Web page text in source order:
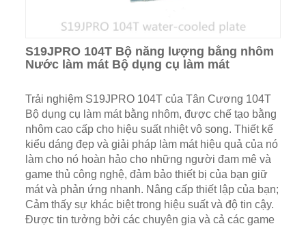
S19JPRO 104T Bộ năng lượng bằng nhôm
Nước làm mát Bộ dụng cụ làm mát
Trải nghiệm S19JPRO 104T của Tân Cương 104T
Bộ dụng cụ làm mát bằng nhôm, được chế tạo bằng
nhôm cao cấp cho hiệu suất nhiệt vô song. Thiết kế
kiểu dáng đẹp và giải pháp làm mát hiệu quả của nó
làm cho nó hoàn hảo cho những người đam mê và
game thủ công nghệ, đảm bảo thiết bị của bạn giữ
mát và phản ứng nhanh. Nâng cấp thiết lập của bạn;
Cảm thấy sự khác biệt trong hiệu suất và độ tin cậy.
Được tin tưởng bởi các chuyên gia và cả các game